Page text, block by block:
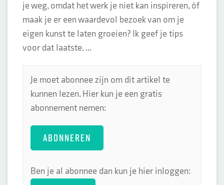
je weg, omdat het werk je niet kan inspireren, óf
maak je er een waardevol bezoek van om je
eigen kunst te laten groeien? Ik geef je tips
voor dat laatste. ...
Je moet abonnee zijn om dit artikel te
kunnen lezen. Hier kun je een gratis
abonnement nemen:
ABONNEREN
Ben je al abonnee dan kun je hier inloggen: